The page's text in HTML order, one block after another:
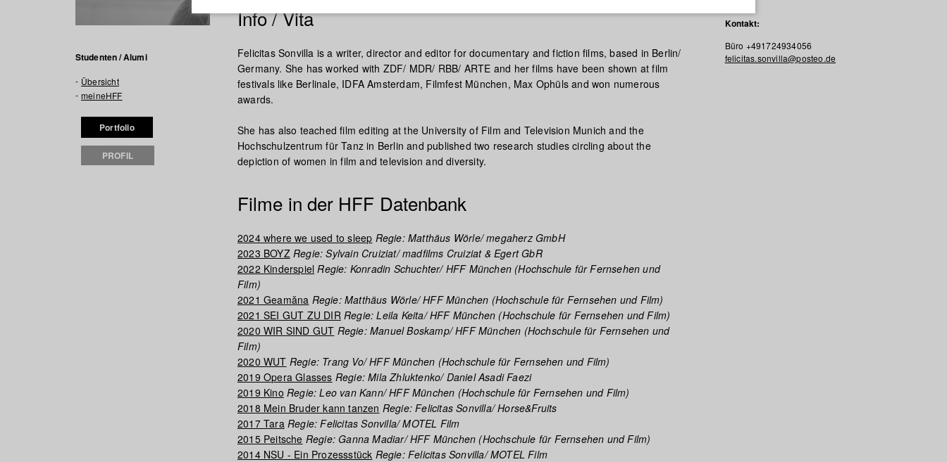
Studenten / Alumi
Übersicht
meineHFF
Portfolio
PROFIL
Info / Vita
Felicitas Sonvilla is a writer, director and editor for documentary and fiction films, based in Berlin/
Germany. She has worked with ZDF/ MDR/ RBB/ ARTE and her films have been shown at film
festivals like Berlinale, IDFA Amsterdam, Filmfest München, Max Ophüls and won numerous
awards.
She has also teached film editing at the University of Film and Television Munich and the
Hochschulzentrum für Tanz in Berlin and published two research studies circling about the
depiction of women in film and television and diversity.
Filme in der HFF Datenbank
2024 where we used to sleep Regie: Matthäus Wörle/ megaherz GmbH
2023 BOYZRegie: Sylvain Cruiziat/ madfilms Cruiziat & Egert GbR
2022 Kinderspiel Regie: Konradin Schuchter/ HFF München (Hochschule für Fernsehen und
Film)
2021 Geamăna Regie: Matthäus Wörle/ HFF München (Hochschule für Fernsehen und Film)
2021 SEI GUT ZU DIRRegie: Leila Keita/ HFF München (Hochschule für Fernsehen und Film)
2020 WIR SIND GUT Regie: Manuel Boskamp/ HFF München (Hochschule für Fernsehen und
Film)
2020 WUT Regie: Trang Vo/ HFF München (Hochschule für Fernsehen und Film)
2019 Opera Glasses Regie: Mila Zhluktenko/ Daniel Asadi Faezi
2019 Kino Regie: Leo van Kann/ HFF München (Hochschule für Fernsehen und Film)
2018 Mein Bruder kann tanzen Regie: Felicitas Sonvilla/ Horse&Fruits
2017 TaraRegie: Felicitas Sonvilla/ MOTEL Film
2015 Peitsche Regie: Ganna Madiar/ HFF München (Hochschule für Fernsehen und Film)
2014 NSU - Ein Prozessstück Regie: Felicitas Sonvilla/ MOTEL Film
Kontakt:
Büro +491724934056
felicitas.sonvilla@posteo.de